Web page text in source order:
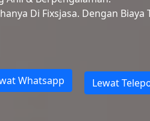
Di Fixsjasa. Dengan
Whatsapp Lewat